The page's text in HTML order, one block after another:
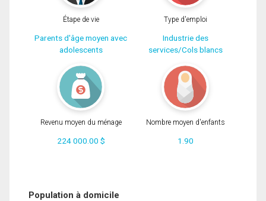
Étape de vie
Parents d'âge moyen avec
adolescents
Type d'emploi
Industrie des
services/Cols blancs
Revenu moyen du ménage
224 000.00 $
Nombre moyen d'enfants
1.90
Population à domicile